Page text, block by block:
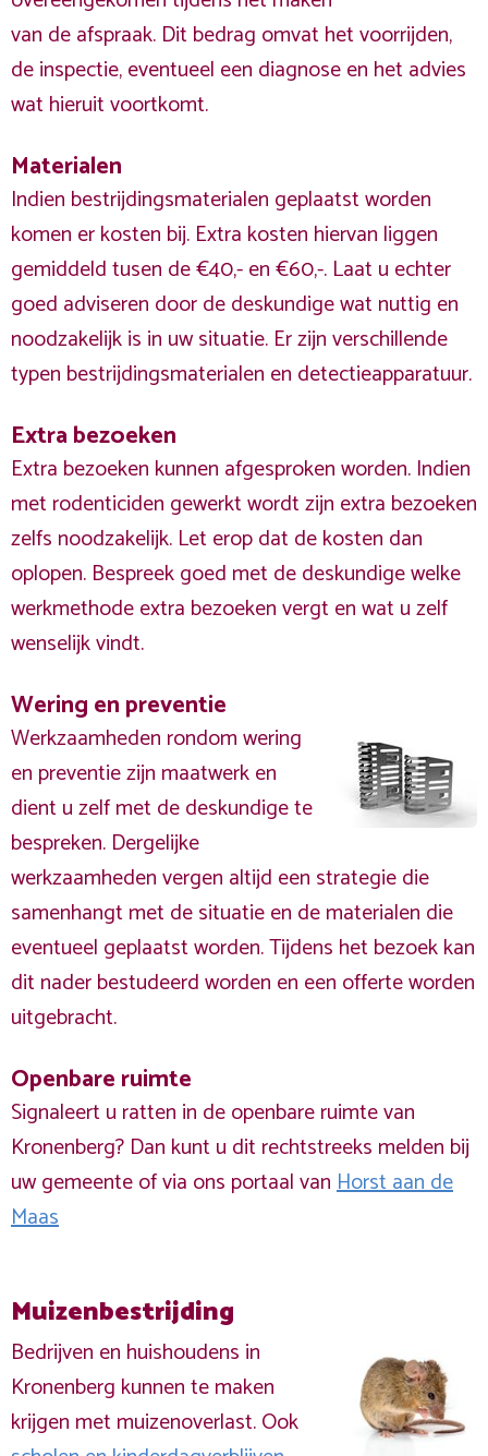
van de afspraak. Dit bedrag omvat het voorrijden,
de inspectie, eventueel een diagnose en het advies
wat hieruit voortkomt.
Materialen
Indien bestrijdingsmaterialen geplaatst worden
komen er kosten bij. Extra kosten hiervan liggen
gemiddeld tusen de €40,- en €60,-. Laat u echter
goed adviseren door de deskundige wat nuttig en
noodzakelijk is in uw situatie. Er zijn verschillende
typen bestrijdingsmaterialen en detectieapparatuur.
Extra bezoeken
Extra bezoeken kunnen afgesproken worden. Indien
met rodenticiden gewerkt wordt zijn extra bezoeken
zelfs noodzakelijk. Let erop dat de kosten dan
oplopen. Bespreek goed met de deskundige welke
werkmethode extra bezoeken vergt en wat u zelf
wenselijk vindt.
Wering en preventie
Werkzaamheden rondom wering
en preventie zijn maatwerk en
dient u zelf met de deskundige te
bespreken. Dergelijke
werkzaamheden vergen altijd een strategie die
samenhangt met de situatie en de materialen die
eventueel geplaatst worden. Tijdens het bezoek kan
dit nader bestudeerd worden en een offerte worden
uitgebracht.
Openbare ruimte
Signaleert u ratten in de openbare ruimte van
Kronenberg? Dan kunt u dit rechtstreeks melden bij
uw gemeente of via ons portaal vanHorst aan de
Maas
Muizenbestrijding
Bedrijven en huishoudens in
Kronenberg kunnen te maken
krijgen met muizenoverlast. Ook